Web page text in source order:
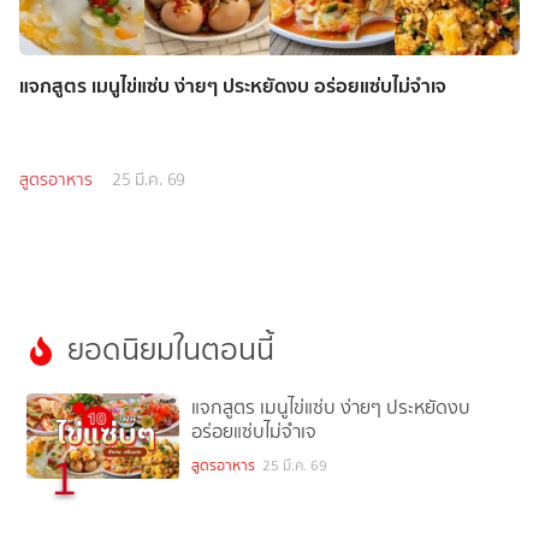
แจกสูตร เมนูไข่แซ่บ ง่ายๆ ประหยัดงบ อร่อยแซ่บไม่จำเจ
สูตรอาหาร 25 มี.ค. 69
ยอดนิยมในตอนนี้
1
แจกสูตร เมนูไข่แซ่บ ง่ายๆ ประหยัดงบ
อร่อยแซ่บไม่จำเจ
สูตรอาหาร 25 มี.ค. 69